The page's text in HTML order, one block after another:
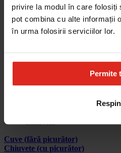
privire la modul în care folosiți
pot combina cu alte informații
în urma folosirii serviciilor lor.
Permite
Cautare dupa produse
Cautare dupa piesa
Catalog
Devino partener
Parteneri
Account
Chiuvete
Cuve (fără picurător)
Chiuvete (cu picurător)